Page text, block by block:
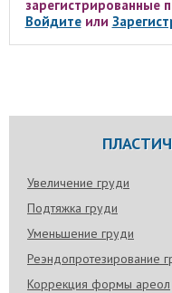
зарегистрированные
Войдитеили
Увеличение груди
Подтяжка груди
Уменьшение груди
Реэндопротезирование
Коррекция формы ареол